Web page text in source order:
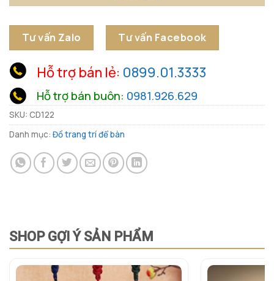
Tư vấn Zalo Tư vấn Facebook
Hỗ trợ bán lẻ: 0899.01.3333
Hỗ trợ bán buôn: 0981.926.629
SKU: CD122
Danh mục: Đồ trang trí để bàn
SHOP GỢI Ý SẢN PHẨM